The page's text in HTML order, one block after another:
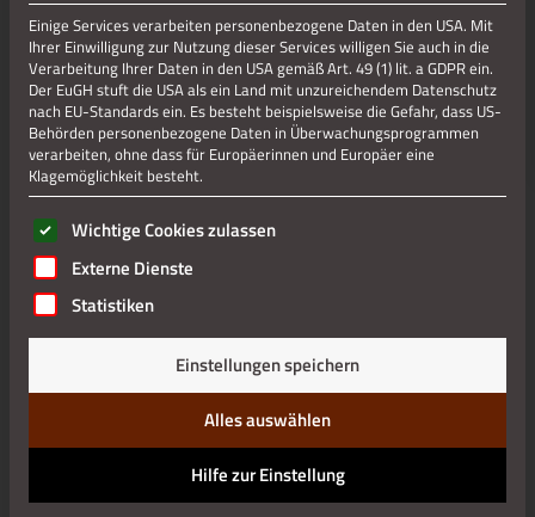
Jetzt teilen
Jetzt teilen
Datenschutz
Einige Services verarbeiten personenbezogene Daten in den USA. Mit
Ihrer Einwilligung zur Nutzung dieser Services willigen Sie auch in die
Verarbeitung Ihrer Daten in den USA gemäß Art. 49 (1) lit. a GDPR ein.
Der EuGH stuft die USA als ein Land mit unzureichendem Datenschutz
nach EU-Standards ein. Es besteht beispielsweise die Gefahr, dass US-
Behörden personenbezogene Daten in Überwachungsprogrammen
verarbeiten, ohne dass für Europäerinnen und Europäer eine
Klagemöglichkeit besteht.
Es folgt eine Liste der Service-Gruppen, für die eine
Wichtige Cookies zulassen
Externe Dienste
Statistiken
Einstellungen speichern
Alles auswählen
Hilfe zur Einstellung